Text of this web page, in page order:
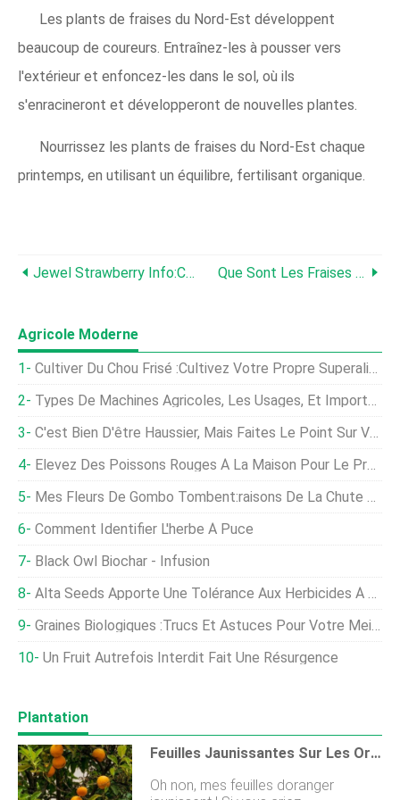
Les plants de fraises du Nord-Est développent
beaucoup de coureurs. Entraînez-les à pousser vers
l'extérieur et enfoncez-les dans le sol, où ils
s'enracineront et développeront de nouvelles plantes.
Nourrissez les plants de fraises du Nord-Est chaque
printemps, en utilisant un équilibre, fertilisant organique.
Jewel Strawberry Info:Comment Faire Pousser Des Fraises Jewel Que Sont Les Fraises Des Alpes:Conseils Pour Faire Pousser Des Fraises Des Alpes
Agricole Moderne
Cultiver Du Chou Frisé :cultivez Votre Propre Superaliment
Types De Machines Agricoles, Les Usages, Et Importance
C'est Bien D'être Haussier, Mais Faites Le Point Sur Vos Finances
Élevez Des Poissons Rouges À La Maison Pour Le Profit
Mes Fleurs De Gombo Tombent:raisons De La Chute Des Fleurs De Gombo
Comment Identifier L'herbe À Puce
Black Owl Biochar - Infusion
Alta Seeds Apporte Une Tolérance Aux Herbicides À EMPYR Premier Forages
Graines Biologiques :Trucs Et Astuces Pour Votre Meilleur Jardin De Tous Les Temps
Un Fruit Autrefois Interdit Fait Une Résurgence
Plantation
Feuilles Jaunissantes Sur Les Orangers :mes Feuilles D'oranger Jaunissent
Oh non, mes feuilles doranger